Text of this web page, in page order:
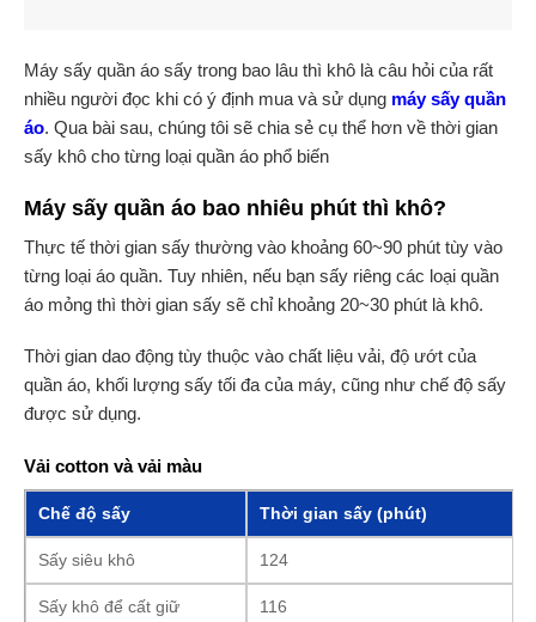
Máy sấy quần áo sấy trong bao lâu thì khô là câu hỏi của rất
nhiều người đọc khi có ý định mua và sử dụng máy sấy quần
áo. Qua bài sau, chúng tôi sẽ chia sẻ cụ thể hơn về thời gian
sấy khô cho từng loại quần áo phổ biến
Máy sấy quần áo bao nhiêu phút thì khô?
Thực tế thời gian sấy thường vào khoảng 60~90 phút tùy vào
từng loại áo quần. Tuy nhiên, nếu bạn sấy riêng các loại quần
áo mỏng thì thời gian sấy sẽ chỉ khoảng 20~30 phút là khô.
Thời gian dao động tùy thuộc vào chất liệu vải, độ ướt của
quần áo, khối lượng sấy tối đa của máy, cũng như chế độ sấy
được sử dụng.
Vải cotton và vải màu
Chế độ sấy Thời gian sấy (phút)
Sấy siêu khô 124
Sấy khô để cất giữ 116